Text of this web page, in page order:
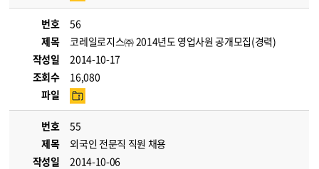
번호
56
제목
코레일로지스㈜ 2014년도 영업사원 공개모집(경력)
작성일
2014-10-17
조회수
16,080
파일
번호
55
제목
외국인 전문직 직원 채용
작성일
2014-10-06